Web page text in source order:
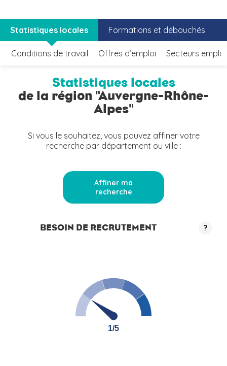
Statistiques locales Formations et débouchés
Conditions de travail Offres d’emploi Secteurs
Statistiques locales
de la région "Auvergne-Rhône-
Alpes"
Si vous le souhaitez, vous pouvez affiner votre
recherche par département ou ville :
Affiner ma
recherche
BESOIN DE RECRUTEMENT ?
1/5
1/5